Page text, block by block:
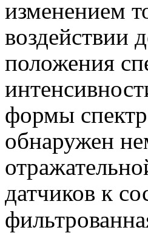
изменением
воздействии
положения
формы
обнаружен
датчиков к